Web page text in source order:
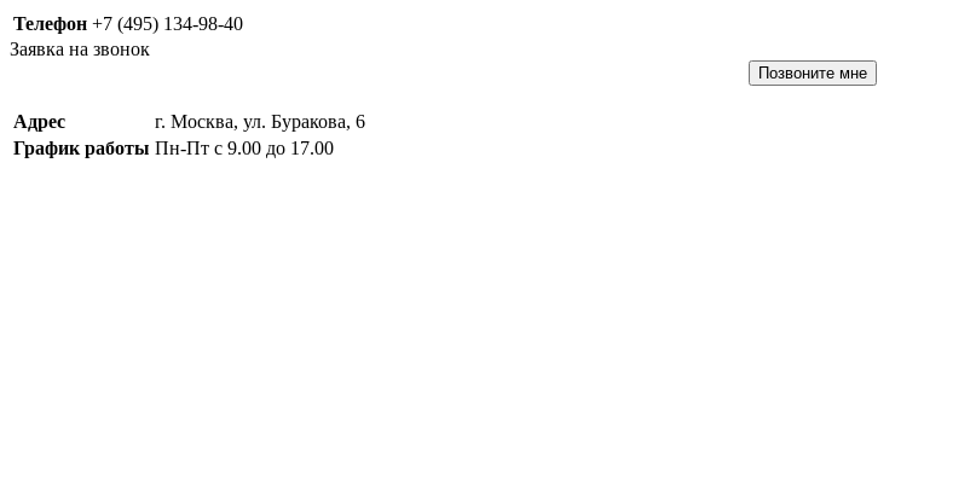
Телефон +7 (495) 134-98-40
Заявка на звонок
Позвоните мне
Адрес
г. Москва, ул. Буракова, 6
График работы Пн-Пт с 9.00 до 17.00